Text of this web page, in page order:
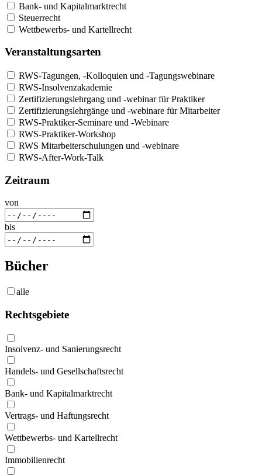
Bank- und Kapitalmarktrecht
Steuerrecht
Wettbewerbs- und Kartellrecht
Veranstaltungsarten
RWS-Tagungen, -Kolloquien und -Tagungswebinare
RWS-Insolvenzakademie
Zertifizierungslehrgang und -webinar für Praktiker
Zertifizierungslehrgänge und -webinare für Mitarbeiter
RWS-Praktiker-Seminare und -Webinare
RWS-Praktiker-Workshop
RWS Mitarbeiterschulungen und -webinare
RWS-After-Work-Talk
Zeitraum
von
bis
Bücher
alle
Rechtsgebiete
Insolvenz- und Sanierungsrecht
Handels- und Gesellschaftsrecht
Bank- und Kapitalmarktrecht
Vertrags- und Haftungsrecht
Wettbewerbs- und Kartellrecht
Immobilienrecht